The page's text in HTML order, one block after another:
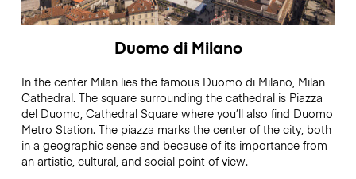
Duomo di Milano
In the center Milan lies the famous Duomo di Milano, Milan
Cathedral. The square surrounding the cathedral is Piazza
del Duomo, Cathedral Square where you’ll also find Duomo
Metro Station. The piazza marks the center of the city, both
in a geographic sense and because of its importance from
an artistic, cultural, and social point of view.